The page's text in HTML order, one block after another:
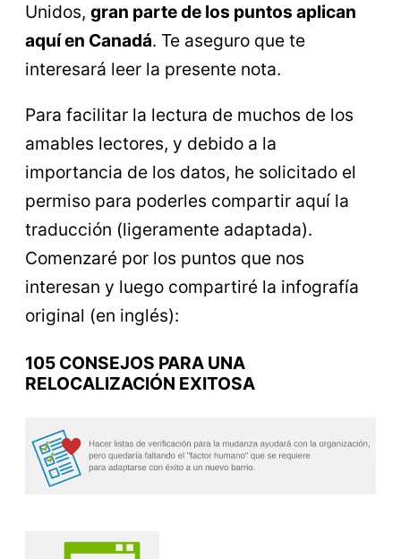
Unidos, gran parte de los puntos aplican
aquí en Canadá. Te aseguro que te
interesará leer la presente nota.
Para facilitar la lectura de muchos de los
amables lectores, y debido a la
importancia de los datos, he solicitado el
permiso para poderles compartir aquí la
traducción (ligeramente adaptada).
Comenzaré por los puntos que nos
interesan y luego compartiré la infografía
original (en inglés):
105 CONSEJOS PARA UNA
RELOCALIZACIÓN EXITOSA